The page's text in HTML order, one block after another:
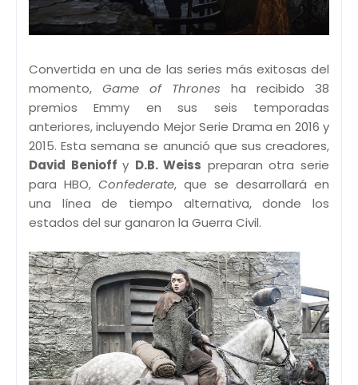
Convertida en una de las series más exitosas del
momento, Game of Thrones ha recibido 38
premios Emmy en sus seis temporadas
anteriores, incluyendo Mejor Serie Drama en 2016 y
2015. Esta semana se anunció que sus creadores,
David Benioffy D.B. Weiss preparan otra serie
para HBO, Confederate, que se desarrollará en
una línea de tiempo alternativa, donde los
estados del sur ganaron la Guerra Civil.